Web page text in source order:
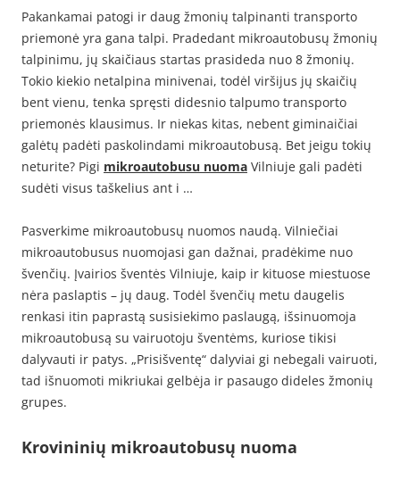
Pakankamai patogi ir daug žmonių talpinanti transporto
priemonė yra gana talpi. Pradedant mikroautobusų žmonių
talpinimu, jų skaičiaus startas prasideda nuo 8 žmonių.
Tokio kiekio netalpina minivenai, todėl viršijus jų skaičių
bent vienu, tenka spręsti didesnio talpumo transporto
priemonės klausimus. Ir niekas kitas, nebent giminaičiai
galėtų padėti paskolindami mikroautobusą. Bet jeigu tokių
neturite? Pigi mikroautobusu nuoma Vilniuje gali padėti
sudėti visus taškelius ant i …
Pasverkime mikroautobusų nuomos naudą. Vilniečiai
mikroautobusus nuomojasi gan dažnai, pradėkime nuo
švenčių. Įvairios šventės Vilniuje, kaip ir kituose miestuose
nėra paslaptis – jų daug. Todėl švenčių metu daugelis
renkasi itin paprastą susisiekimo paslaugą, išsinuomoja
mikroautobusą su vairuotoju šventėms, kuriose tikisi
dalyvauti ir patys. „Prisišventę“ dalyviai gi nebegali vairuoti,
tad išnuomoti mikriukai gelbėja ir pasaugo dideles žmonių
grupes.
Krovininių mikroautobusų nuoma